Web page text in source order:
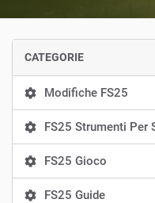
CATEGORIE
Modifiche FS25
FS25 Strumenti Per
FS25 Gioco
FS25 Guide